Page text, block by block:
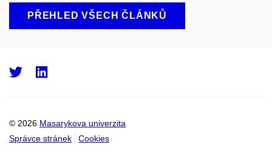
PŘEHLED VŠECH ČLÁNKŮ
© 2026 Masarykova univerzita
Správce stránek
Cookies
Twitter